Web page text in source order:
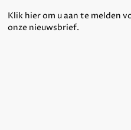
Klik hier om u aan te melden
onze nieuwsbrief.